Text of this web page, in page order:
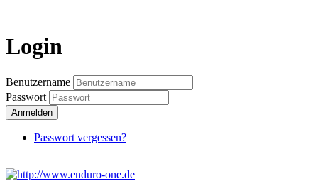
Login
Benutzername
Passwort
Anmelden
Passwort vergessen?